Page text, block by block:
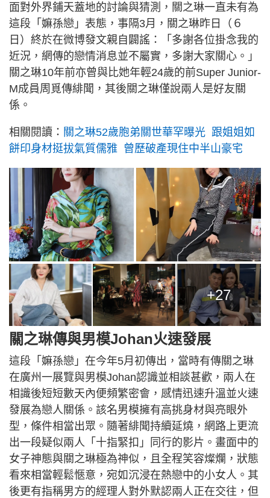
面對外界鋪天蓋地的討論與猜測，關之琳一直未有為
這段「嫲孫戀」表態，事隔3月，關之琳昨日（６
日）終於在微博發文親自闢謠：「多謝各位掛念我的
近況，網傳的戀情消息並不屬實，多謝大家關心。」
關之琳10年前亦曾與比她年輕24歲的前Super Junior-
M成員周覓傳緋聞，其後關之琳僅說兩人是好友關
係。
相關閱讀： 關之琳52歲胞弟關世華罕曝光 跟姐姐如
餅印身材挺拔氣質儒雅 曾歷破產現住中半山豪宅
+27
關之琳傳與男模Johan火速發展
這段「嫲孫戀」在今年5月初傳出，當時有傳關之琳
在廣州一展覽與男模Johan認識並相談甚歡，兩人在
相識後短短數天內便頻繁密會，感情迅速升溫並火速
發展為戀人關係。該名男模擁有高挑身材與亮眼外
型，條件相當出眾。隨著緋聞持續延燒，網路上更流
出一段疑似兩人「十指緊扣」同行的影片。畫面中的
女子神態與關之琳極為神似，且全程笑容燦爛，狀態
看來相當輕鬆愜意，宛如沉浸在熱戀中的小女人。其
後更有指稱男方的經理人對外默認兩人正在交往，但